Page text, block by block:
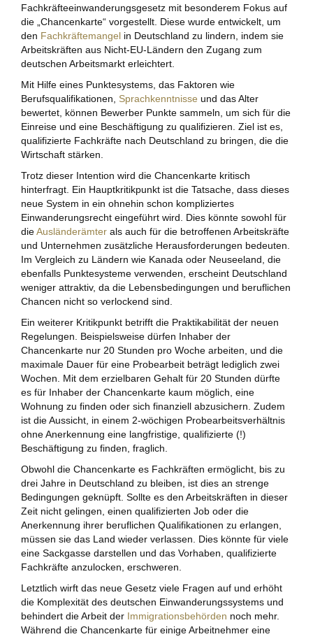
Fachkräfteeinwanderungsgesetz mit besonderem Fokus auf
die „Chancenkarte“ vorgestellt. Diese wurde entwickelt, um
den Fachkräftemangel in Deutschland zu lindern, indem sie
Arbeitskräften aus Nicht-EU-Ländern den Zugang zum
deutschen Arbeitsmarkt erleichtert.
Mit Hilfe eines Punktesystems, das Faktoren wie
Berufsqualifikationen, Sprachkenntnisse und das Alter
bewertet, können Bewerber Punkte sammeln, um sich für die
Einreise und eine Beschäftigung zu qualifizieren. Ziel ist es,
qualifizierte Fachkräfte nach Deutschland zu bringen, die die
Wirtschaft stärken.
Trotz dieser Intention wird die Chancenkarte kritisch
hinterfragt. Ein Hauptkritikpunkt ist die Tatsache, dass dieses
neue System in ein ohnehin schon kompliziertes
Einwanderungsrecht eingeführt wird. Dies könnte sowohl für
dieAusländerämter als auch für die betroffenen Arbeitskräfte
und Unternehmen zusätzliche Herausforderungen bedeuten.
Im Vergleich zu Ländern wie Kanada oder Neuseeland, die
ebenfalls Punktesysteme verwenden, erscheint Deutschland
weniger attraktiv, da die Lebensbedingungen und beruflichen
Chancen nicht so verlockend sind.
Ein weiterer Kritikpunkt betrifft die Praktikabilität der neuen
Regelungen. Beispielsweise dürfen Inhaber der
Chancenkarte nur 20 Stunden pro Woche arbeiten, und die
maximale Dauer für eine Probearbeit beträgt lediglich zwei
Wochen. Mit dem erzielbaren Gehalt für 20 Stunden dürfte
es für Inhaber der Chancenkarte kaum möglich, eine
Wohnung zu finden oder sich finanziell abzusichern. Zudem
ist die Aussicht, in einem 2-wöchigen Probearbeitsverhältnis
ohne Anerkennung eine langfristige, qualifizierte (!)
Beschäftigung zu finden, fraglich.
Obwohl die Chancenkarte es Fachkräften ermöglicht, bis zu
drei Jahre in Deutschland zu bleiben, ist dies an strenge
Bedingungen geknüpft. Sollte es den Arbeitskräften in dieser
Zeit nicht gelingen, einen qualifizierten Job oder die
Anerkennung ihrer beruflichen Qualifikationen zu erlangen,
müssen sie das Land wieder verlassen. Dies könnte für viele
eine Sackgasse darstellen und das Vorhaben, qualifizierte
Fachkräfte anzulocken, erschweren.
Letztlich wirft das neue Gesetz viele Fragen auf und erhöht
die Komplexität des deutschen Einwanderungssystems und
behindert die Arbeit der Immigrationsbehörden noch mehr.
Während die Chancenkarte für einige Arbeitnehmer eine